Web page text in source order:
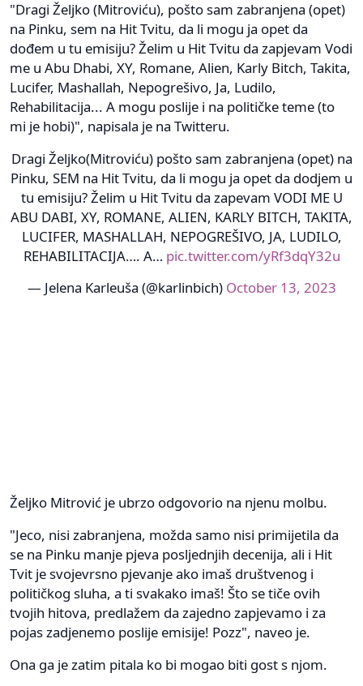
"Dragi Željko (Mitroviću), pošto sam zabranjena (opet)
na Pinku, sem na Hit Tvitu, da li mogu ja opet da
dođem u tu emisiju? Želim u Hit Tvitu da zapjevam Vodi
me u Abu Dhabi, XY, Romane, Alien, Karly Bitch, Takita,
Lucifer, Mashallah, Nepogrešivo, Ja, Ludilo,
Rehabilitacija... A mogu poslije i na političke teme (to
mi je hobi)", napisala je na Twitteru.
Dragi Željko(Mitroviću) pošto sam zabranjena (opet) na
Pinku, SEM na Hit Tvitu, da li mogu ja opet da dodjem u
tu emisiju? Želim u Hit Tvitu da zapevam VODI ME U
ABU DABI, XY, ROMANE, ALIEN, KARLY BITCH, TAKITA,
LUCIFER, MASHALLAH, NEPOGREŠIVO, JA, LUDILO,
REHABILITACIJA…. A… pic.twitter.com/yRf3dqY32u
— Jelena Karleuša (@karlinbich) October 13, 2023
Željko Mitrović je ubrzo odgovorio na njenu molbu.
"Jeco, nisi zabranjena, možda samo nisi primijetila da
se na Pinku manje pjeva posljednjih decenija, ali i Hit
Tvit je svojevrsno pjevanje ako imaš društvenog i
političkog sluha, a ti svakako imaš! Što se tiče ovih
tvojih hitova, predlažem da zajedno zapjevamo i za
pojas zadjenemo poslije emisije! Pozz", naveo je.
Ona ga je zatim pitala ko bi mogao biti gost s njom.